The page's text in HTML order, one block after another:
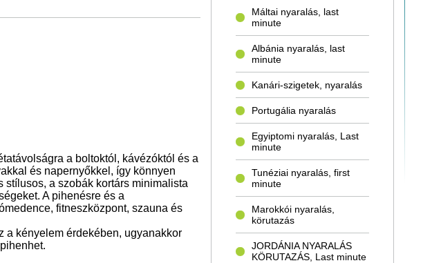
a boltoktól, kávézóktól és a
és napernyőkkel, így könnyen
stílusos, a szobák kortárs minimalista
A pihenésre és a
fitneszközpont, szauna és
a kényelem érdekében, ugyanakkor
Máltai nyaralás, last
minute
Albánia nyaralás, last
minute
Kanári-szigetek, nyaralás
Portugália nyaralás
Egyiptomi nyaralás, Last
minute
Tunéziai nyaralás, first
minute
Marokkói nyaralás,
körutazás
JORDÁNIA NYARALÁS
KÖRUTAZÁS, Last minute